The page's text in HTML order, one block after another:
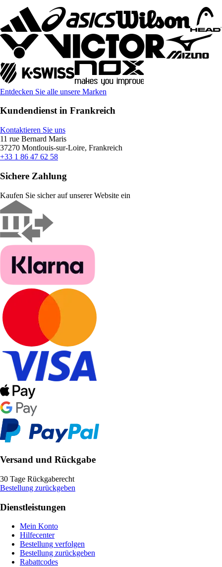
Entdecken Sie alle unsere Marken
Kundendienst in Frankreich
Kontaktieren Sie uns
11 rue Bernard Maris
37270 Montlouis-sur-Loire, Frankreich
+33 1 86 47 62 58
Sichere Zahlung
Kaufen Sie sicher auf unserer Website ein
Versand und Rückgabe
30 Tage Rückgaberecht
Bestellung zurückgeben
Dienstleistungen
Mein Konto
Hilfecenter
Bestellung verfolgen
Bestellung zurückgeben
Rabattcodes